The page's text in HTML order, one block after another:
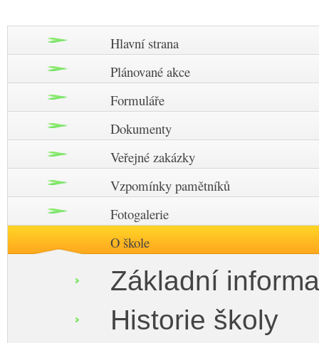
Hlavní strana
Plánované akce
Formuláře
Dokumenty
Veřejné zakázky
Vzpomínky pamětníků
Fotogalerie
O škole
Základní
Historie školy